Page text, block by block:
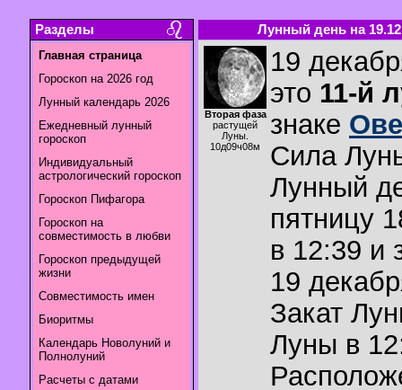
Разделы
Главная страница
Гороскоп на 2026 год
Лунный календарь 2026
Ежедневный лунный
гороскоп
Индивидуальный
астрологический гороскоп
Гороскоп Пифагора
Гороскоп на
совместимость в любви
Гороскоп предыдущей
жизни
Совместимость имен
Биоритмы
Календарь Новолуний и
Полнолуний
Расчеты с датами
Лунный день на
Вторая фаза
растущей
Луны.
10д09ч08м
19
это 11-й
знаке
Сила
Лунный
пятницу
в 12:39 и
19
Закат
Луны в